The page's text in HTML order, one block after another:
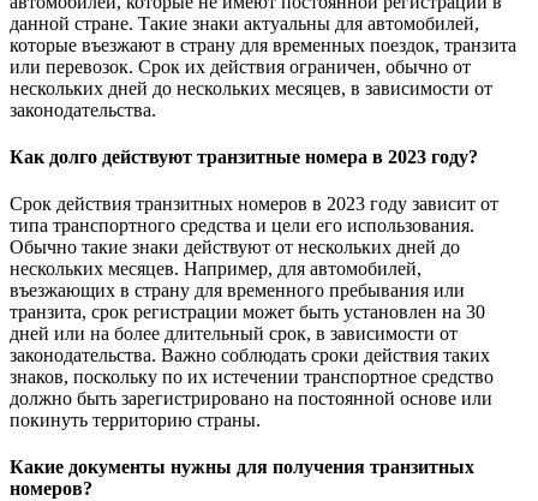
данной стране. Такие знаки актуальны для автомобилей,
которые въезжают в страну для временных поездок, транзита
или перевозок. Срок их действия ограничен, обычно от
нескольких дней до нескольких месяцев, в зависимости от
законодательства.
Как долго действуют транзитные номера в 2023 году?
Срок действия транзитных номеров в 2023 году зависит от
типа транспортного средства и цели его использования.
Обычно такие знаки действуют от нескольких дней до
нескольких месяцев. Например, для автомобилей,
въезжающих в страну для временного пребывания или
транзита, срок регистрации может быть установлен на 30
дней или на более длительный срок, в зависимости от
законодательства. Важно соблюдать сроки действия таких
знаков, поскольку по их истечении транспортное средство
должно быть зарегистрировано на постоянной основе или
покинуть территорию страны.
Какие документы нужны для получения транзитных
номеров?